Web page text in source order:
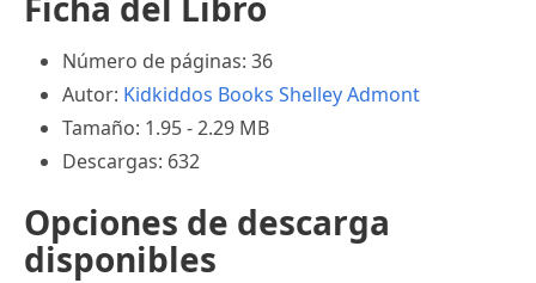
Número de páginas: 36
Autor: Kidkiddos Books Shelley Admont
Tamaño: 1.95 - 2.29 MB
Descargas: 632
Opciones de descarga
disponibles